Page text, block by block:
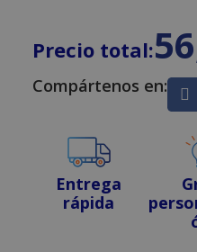
Precio total:
Compártenos en:
Entrega
rápida